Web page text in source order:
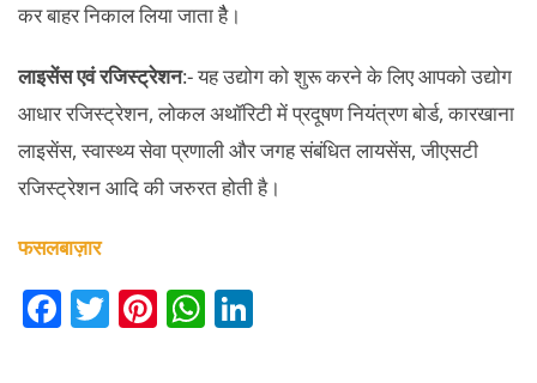
कर बाहर निकाल लिया जाता हैै।
लाइसेंस एवं रजिस्ट्रेशन:- यह उद्योग को शुरू करने के लिए आपको उद्योग
आधार रजिस्ट्रेशन, लोकल अथॉरिटी में प्रदूषण नियंत्रण बोर्ड, कारखाना
लाइसेंस, स्वास्थ्य सेवा प्रणाली और जगह संबंधित लायसेंस, जीएसटी
रजिस्ट्रेशन आदि की जरुरत होती है।
फसलबाज़ार
F
a
T
w
Pi
nt
W
h